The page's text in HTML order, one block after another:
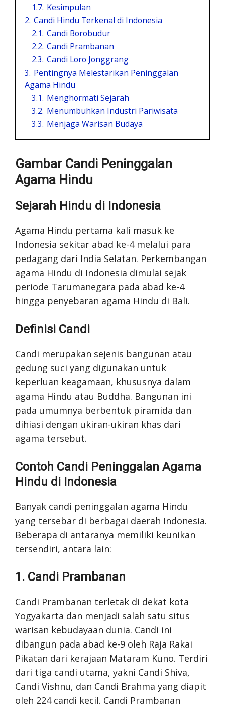
1.7. Kesimpulan
2. Candi Hindu Terkenal di Indonesia
2.1. Candi Borobudur
2.2. Candi Prambanan
2.3. Candi Loro Jonggrang
3. Pentingnya Melestarikan Peninggalan
Agama Hindu
3.1. Menghormati Sejarah
3.2. Menumbuhkan Industri Pariwisata
3.3. Menjaga Warisan Budaya
Gambar Candi Peninggalan
Agama Hindu
Sejarah Hindu di Indonesia
Agama Hindu pertama kali masuk ke
Indonesia sekitar abad ke-4 melalui para
pedagang dari India Selatan. Perkembangan
agama Hindu di Indonesia dimulai sejak
periode Tarumanegara pada abad ke-4
hingga penyebaran agama Hindu di Bali.
Definisi Candi
Candi merupakan sejenis bangunan atau
gedung suci yang digunakan untuk
keperluan keagamaan, khususnya dalam
agama Hindu atau Buddha. Bangunan ini
pada umumnya berbentuk piramida dan
dihiasi dengan ukiran-ukiran khas dari
agama tersebut.
Contoh Candi Peninggalan Agama
Hindu di Indonesia
Banyak candi peninggalan agama Hindu
yang tersebar di berbagai daerah Indonesia.
Beberapa di antaranya memiliki keunikan
tersendiri, antara lain:
1. Candi Prambanan
Candi Prambanan terletak di dekat kota
Yogyakarta dan menjadi salah satu situs
warisan kebudayaan dunia. Candi ini
dibangun pada abad ke-9 oleh Raja Rakai
Pikatan dari kerajaan Mataram Kuno. Terdiri
dari tiga candi utama, yakni Candi Shiva,
Candi Vishnu, dan Candi Brahma yang diapit
oleh 224 candi kecil. Candi Prambanan